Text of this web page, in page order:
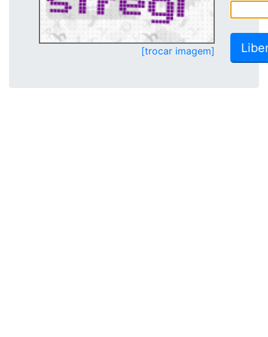
[trocar imagem]